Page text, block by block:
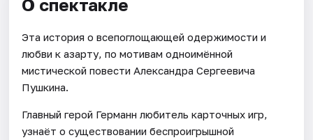
О спектакле
Эта история о всепоглощающей одержимости и
любви к азарту, по мотивам одноимённой
мистической повести Александра Сергеевича
Пушкина.
Главный герой Германн любитель карточных игр,
узнаёт о существовании беспроигрышной